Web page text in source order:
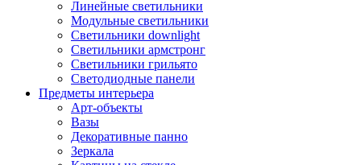
Линейные светильники
Модульные светильники
Светильники downlight
Светильники армстронг
Светильники грильято
Светодиодные панели
Предметы интерьера
Арт-объекты
Вазы
Декоративные панно
Зеркала